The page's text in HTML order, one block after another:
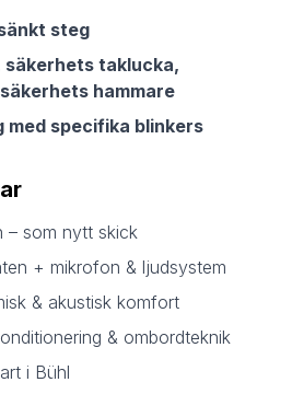
steg
säkerhets taklucka,
hammare
med specifika blinkers
– som nytt skick
+ mikrofon & ljudsystem
& akustisk komfort
& ombordteknik
i Bühl